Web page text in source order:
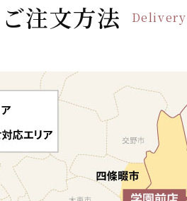
注文方法